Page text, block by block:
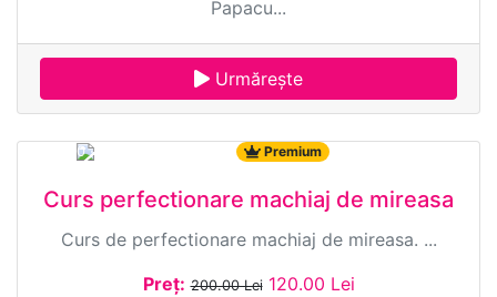
Papacu...
Urmărește
8160 · Premium
Curs perfectionare machiaj de mireasa
Curs de perfectionare machiaj de mireasa. ...
Preț: 200.00 Lei 120.00 Lei